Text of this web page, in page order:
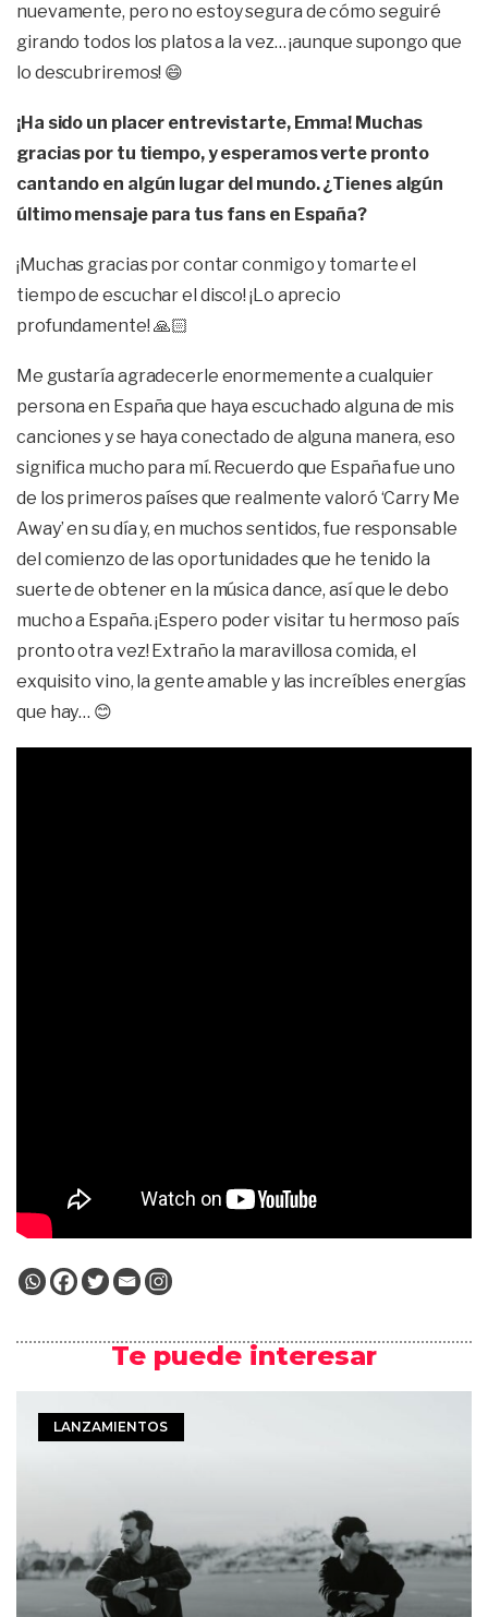
nuevamente, pero no estoy segura de cómo seguiré
girando todos los platos a la vez… ¡aunque supongo que
lo descubriremos! 😄
¡Ha sido un placer entrevistarte, Emma! Muchas
gracias por tu tiempo, y esperamos verte pronto
cantando en algún lugar del mundo. ¿Tienes algún
último mensaje para tus fans en España?
¡Muchas gracias por contar conmigo y tomarte el
tiempo de escuchar el disco! ¡Lo aprecio
profundamente! 🙏🏻
Me gustaría agradecerle enormemente a cualquier
persona en España que haya escuchado alguna de mis
canciones y se haya conectado de alguna manera, eso
significa mucho para mí. Recuerdo que España fue uno
de los primeros países que realmente valoró ‘Carry Me
Away’ en su día y, en muchos sentidos, fue responsable
del comienzo de las oportunidades que he tenido la
suerte de obtener en la música dance, así que le debo
mucho a España. ¡Espero poder visitar tu hermoso país
pronto otra vez! Extraño la maravillosa comida, el
exquisito vino, la gente amable y las increíbles energías
que hay… 😊
Te puede interesar
LANZAMIENTOS